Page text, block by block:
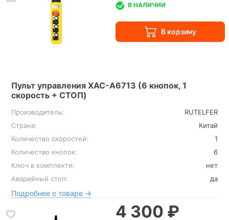
Пульт управления XAC-A6713 (6 кнопок, 1
скорость + СТОП)
Производитель:
RUTELFER
Страна:
Китай
Количество скоростей:
1
Количество кнопок:
6
Ключ в комплекте:
нет
Аварийный стоп:
да
Подробнее о товаре →
В НАЛИЧИИ
4 300 ₽